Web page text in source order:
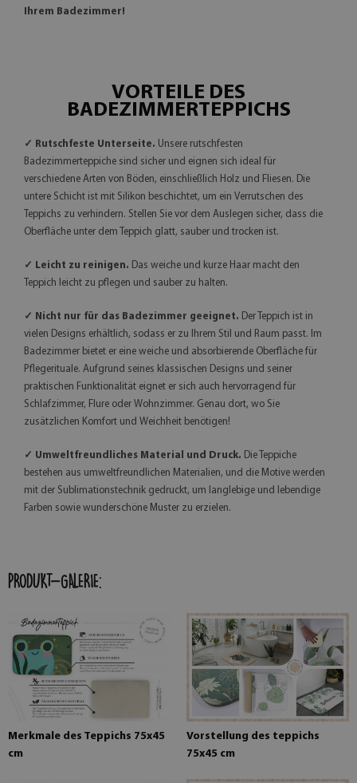
Ihrem Badezimmer!
VORTEILE DES
BADEZIMMERTEPPICHS
✓ Rutschfeste Unterseite. Unsere rutschfesten
Badezimmerteppiche sind sicher und eignen sich ideal für
verschiedene Arten von Böden, einschließlich Holz und Fliesen. Die
untere Schicht ist mit Silikon beschichtet, um ein Verrutschen des
Teppichs zu verhindern. Stellen Sie vor dem Auslegen sicher, dass die
Oberfläche unter dem Teppich glatt, sauber und trocken ist.
✓ Leicht zu reinigen.
Das weiche und kurze Haar macht den
Teppich leicht zu pflegen und sauber zu halten.
✓ Nicht nur für das Badezimmer geeignet.
Der Teppich ist in
vielen Designs erhältlich, sodass er zu Ihrem Stil und Raum passt. Im
Badezimmer bietet er eine weiche und absorbierende Oberfläche für
Pflegerituale. Aufgrund seines klassischen Designs und seiner
praktischen Funktionalität eignet er sich auch hervorragend für
Schlafzimmer, Flure oder Wohnzimmer. Genau dort, wo Sie
zusätzlichen Komfort und Weichheit benötigen!
✓ Umweltfreundliches Material und Druck.
Die Teppiche
bestehen aus umweltfreundlichen Materialien, und die Motive werden
mit der Sublimationstechnik gedruckt, um langlebige und lebendige
Farben sowie wunderschöne Muster zu erzielen.
PRODUKT-GALERIE:
Merkmale des Teppichs 75x45
cm
Vorstellung des teppichs
75x45 cm